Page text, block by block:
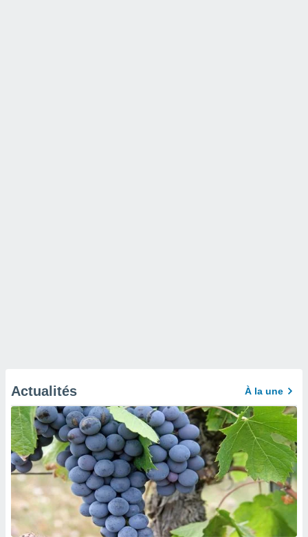
Actualités À la une